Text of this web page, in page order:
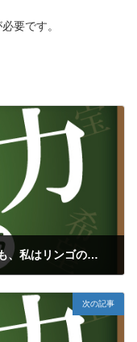
要です。
たとえ明日、世界が終わりになろうとも、私はリンゴの木を植える
次の記事